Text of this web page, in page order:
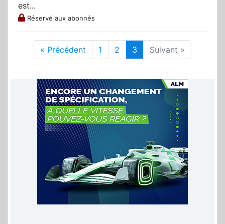
est...
Réservé aux abonnés
« Précédent 1 2 3 Suivant »